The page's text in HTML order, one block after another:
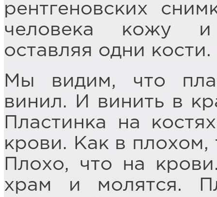
рентгеновских
человека кожу и
оставляя одни кости.
Мы видим, что
винил. И винить в
Пластинка на
крови. Как в
Плохо, что на
храм и молятся.